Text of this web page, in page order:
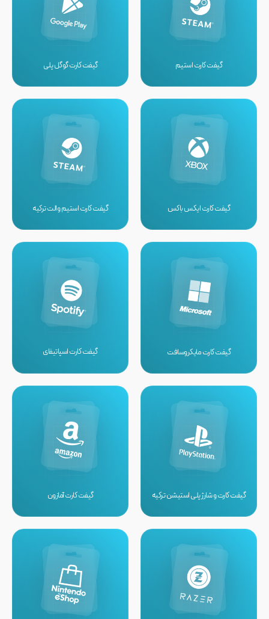
گیفت کارت استیم گیفت کارت گوگل پلی
گیفت کارت ایکس باکس گیفت کارت استیم والت ترکیه
گیفت کارت مایکروسافت گیفت کارت اسپاتیفای
گیفت کارت و شارژ پلی استیشن ترکیه گیفت کارت آمازون